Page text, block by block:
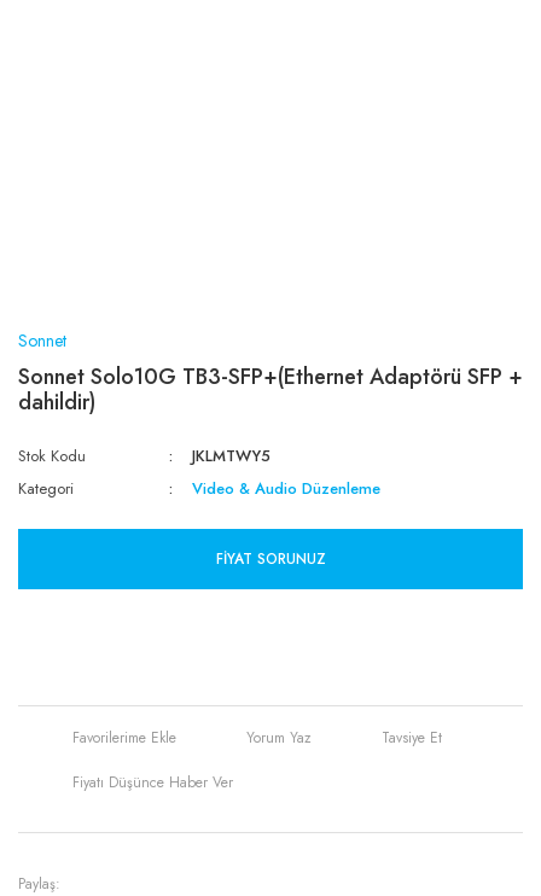
Sonnet
Sonnet Solo10G TB3-SFP+(Ethernet Adaptörü SFP +
dahildir)
Stok Kodu
JKLMTWY5
Kategori
Video & Audio Düzenleme
FIYAT SORUNUZ
Yorum Yaz Tavsiye Et
Fiyatı Düşünce Haber Ver
Paylaş: